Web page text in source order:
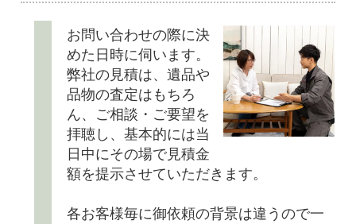
お問い合わせの際に決
めた日時に伺います。
弊社の見積は、遺品や
品物の査定はもちろ
ん、ご相談・ご要望を
拝聴し、基本的には当
日中にその場で見積金
額を提示させていただきます。
各お客様毎に御依頼の背景は違うので一